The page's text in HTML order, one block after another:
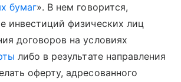
бумаг». В нем говорится,
инвестиций физических лиц
договоров на условиях
либо в результате направления
оферту, адресованного